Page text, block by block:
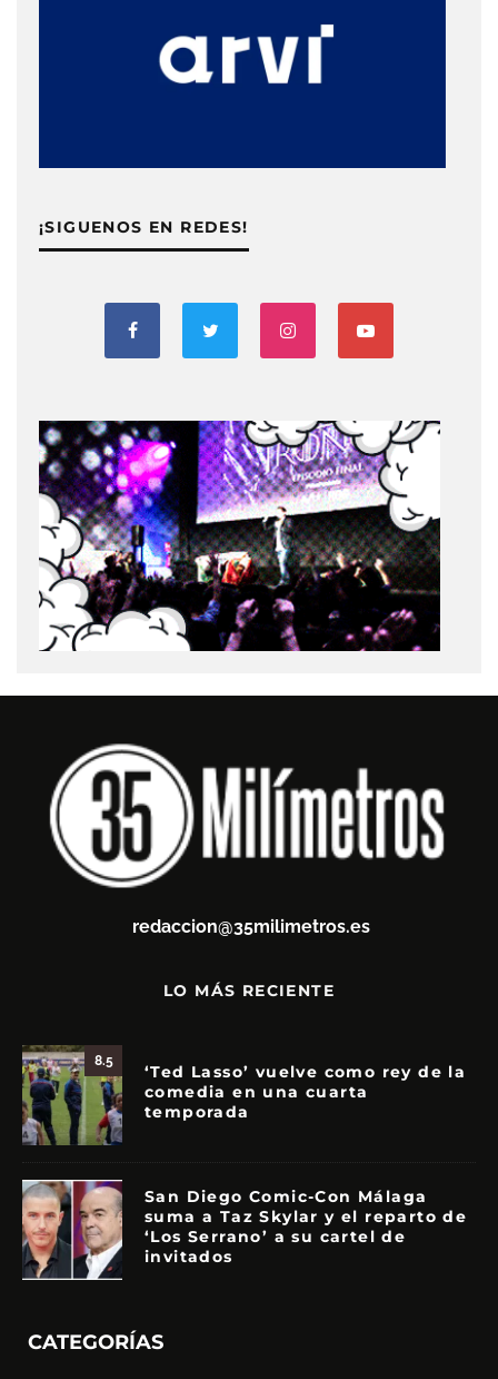
¡SIGUENOS EN REDES!
redaccion@35milimetros.es
LO MÁS RECIENTE
8.5
‘Ted Lasso’ vuelve como rey de la
comedia en una cuarta
temporada
San Diego Comic-Con Málaga
suma a Taz Skylar y el reparto de
‘Los Serrano’ a su cartel de
invitados
CATEGORÍAS